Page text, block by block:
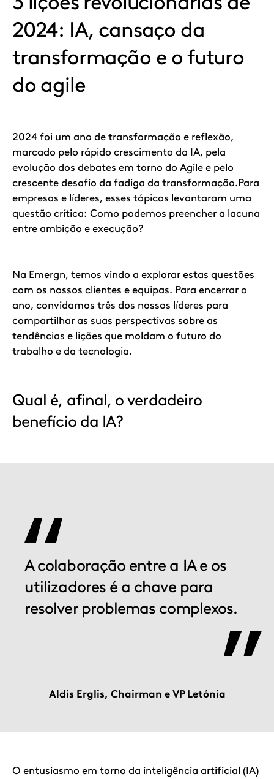
2024: IA, cansaço da
transformação e o futuro
do agile
2024 foi um ano de transformação e reflexão,
marcado pelo rápido crescimento da IA, pela
evolução dos debates em torno do Agile e pelo
crescente desafio da fadiga da transformação.Para
empresas e líderes, esses tópicos levantaram uma
questão crítica: Como podemos preencher a lacuna
entre ambição e execução?
Na Emergn, temos vindo a explorar estas questões
com os nossos clientes e equipas. Para encerrar o
ano, convidamos três dos nossos líderes para
compartilhar as suas perspectivas sobre as
tendências e lições que moldam o futuro do
trabalho e da tecnologia.
Qual é, afinal, o verdadeiro
benefício da IA?
A colaboração entre a IA e os
utilizadores é a chave para
resolver problemas complexos.
Aldis Erglis, Chairman e VP Letónia
O entusiasmo em torno da inteligência artificial (IA)